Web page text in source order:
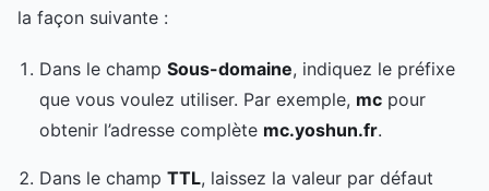
la façon suivante :
Dans le champ Sous-domaine, indiquez le préfixe
que vous voulez utiliser. Par exemple, mc pour
obtenir l’adresse complète mc.yoshun.fr.
Dans le champ TTL, laissez la valeur par défaut